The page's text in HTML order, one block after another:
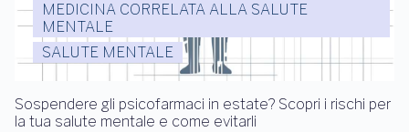
MEDICINA CORRELATA ALLA SALUTE
MENTALE
SALUTE MENTALE
Sospendere gli psicofarmaci in estate? Scopri i rischi per
la tua salute mentale e come evitarli